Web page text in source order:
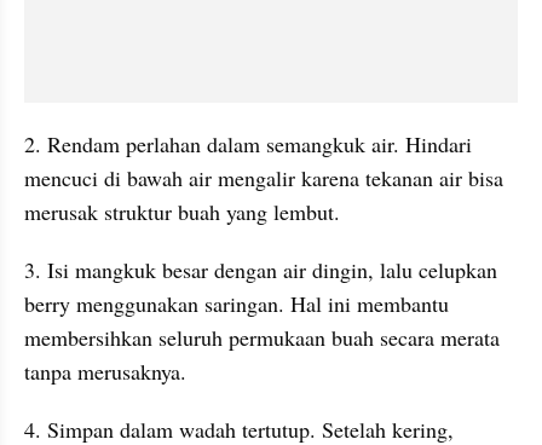
2. Rendam perlahan dalam semangkuk air. Hindari
mencuci di bawah air mengalir karena tekanan air bisa
merusak struktur buah yang lembut.
3. Isi mangkuk besar dengan air dingin, lalu celupkan
berry menggunakan saringan. Hal ini membantu
membersihkan seluruh permukaan buah secara merata
tanpa merusaknya.
4. Simpan dalam wadah tertutup. Setelah kering,